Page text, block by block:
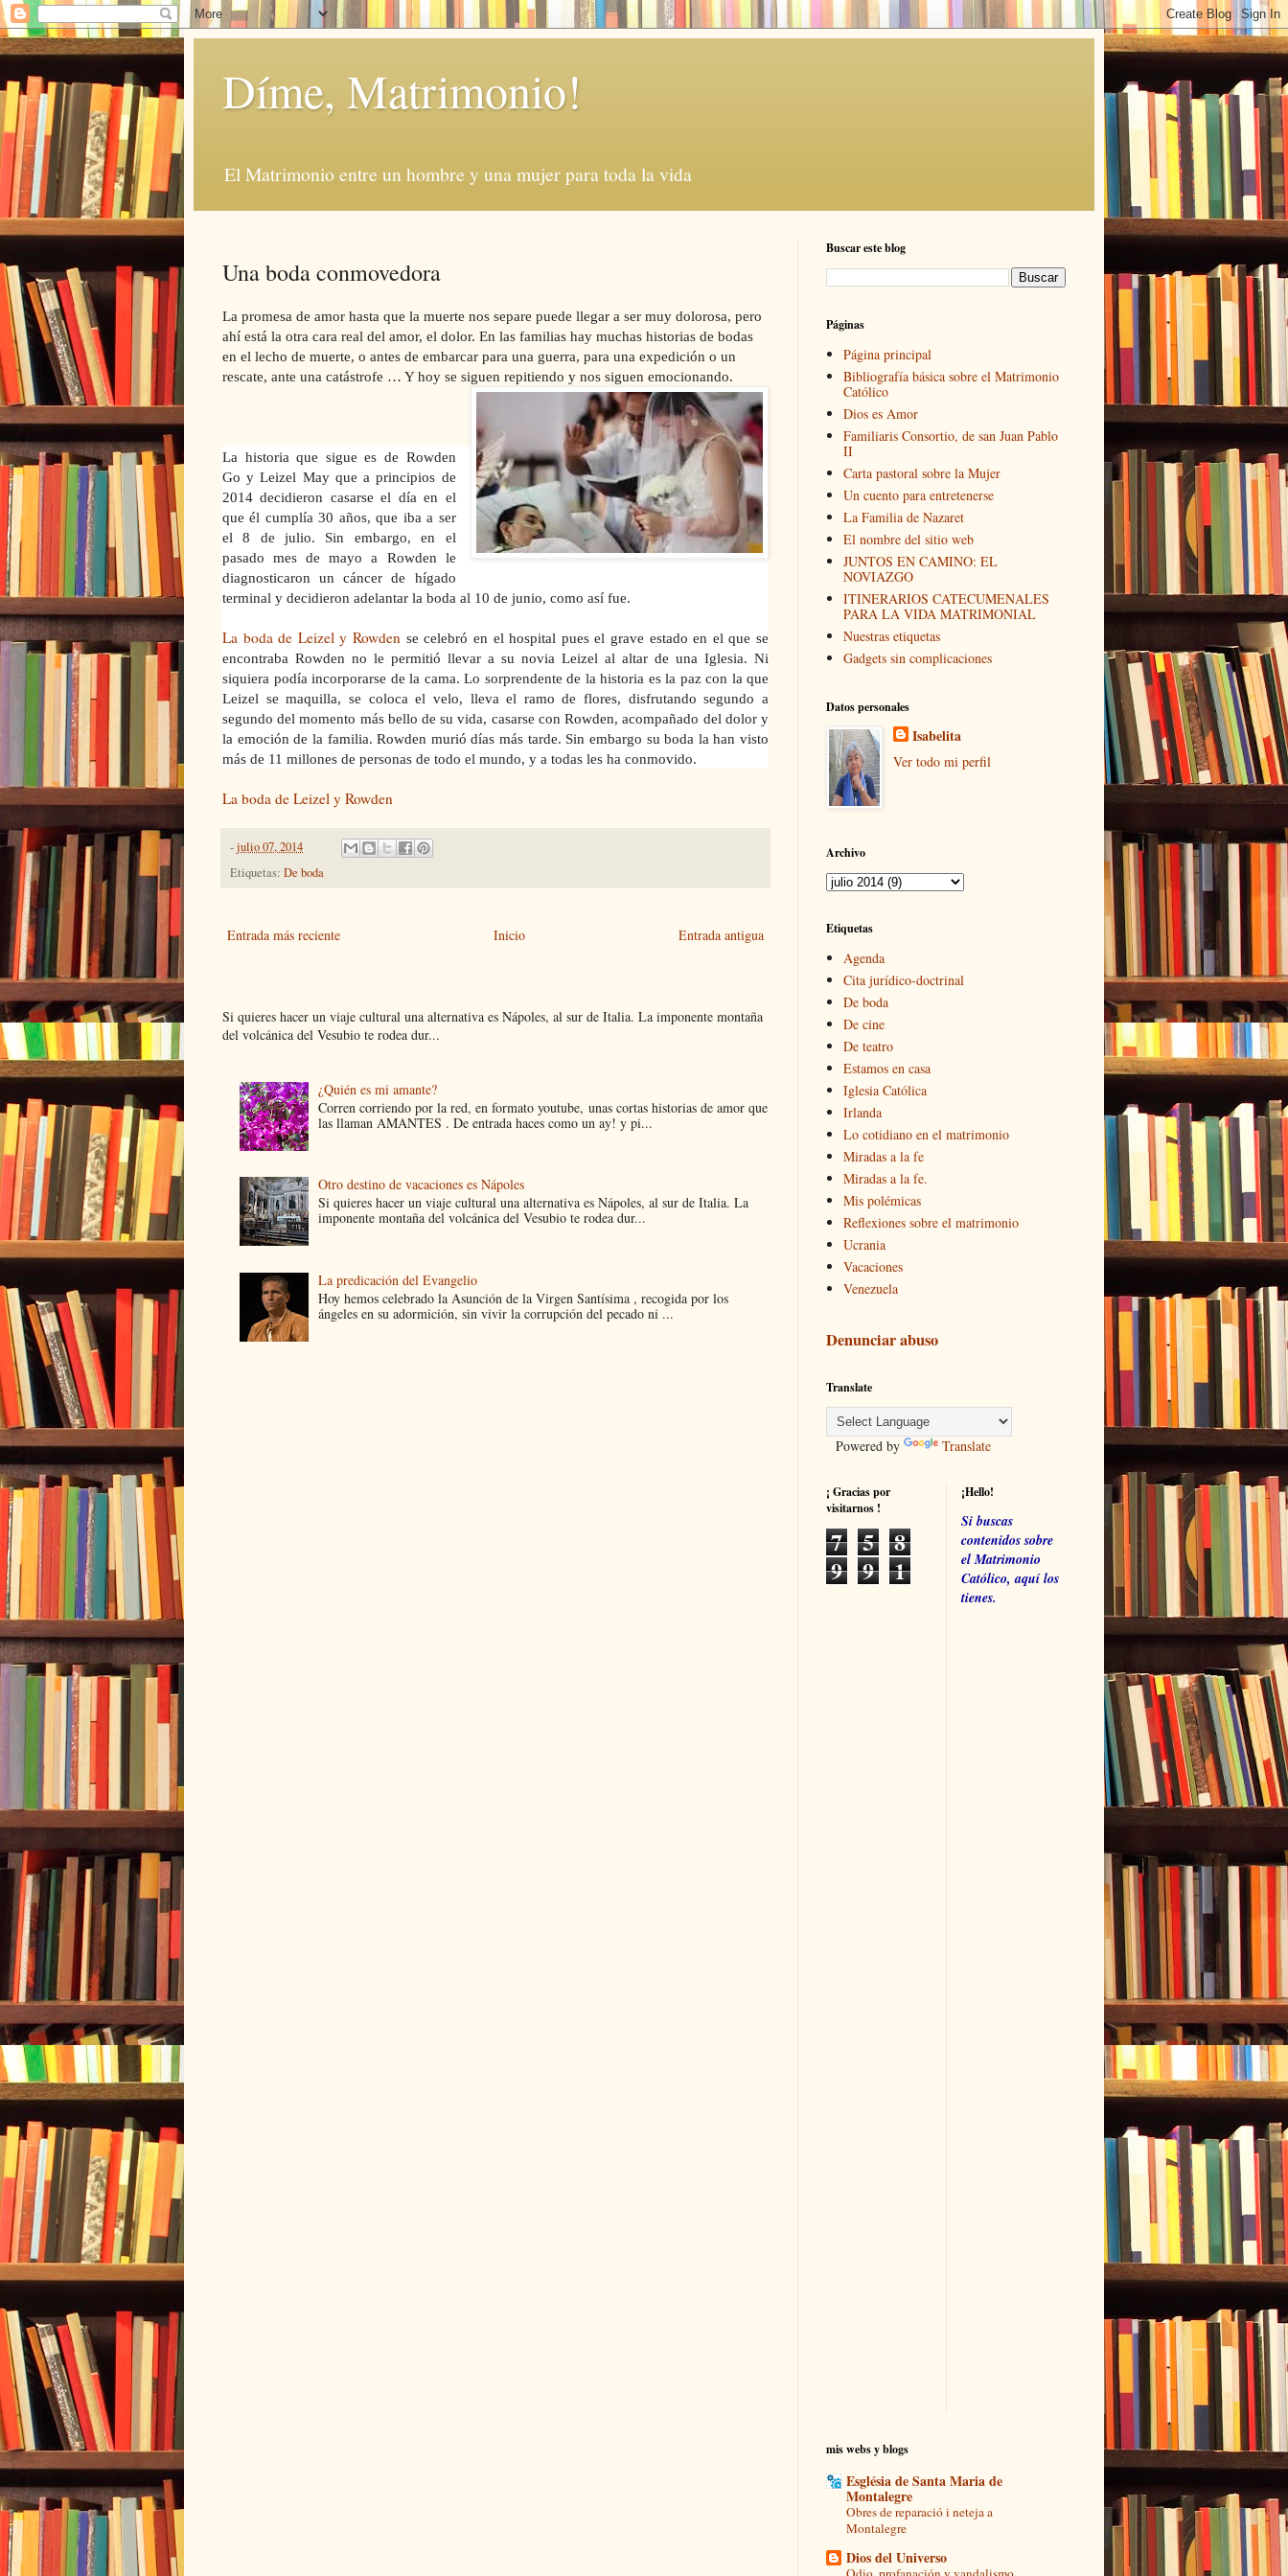
Díme, Matrimonio!
El Matrimonio entre un hombre y una mujer para toda la vida
Una boda conmovedora
La promesa de amor hasta que la muerte nos separe puede llegar a ser muy dolorosa, pero
ahí está la otra cara real del amor, el dolor. En las familias hay muchas historias de bodas
en el lecho de muerte, o antes de embarcar para una guerra, para una expedición o un
rescate, ante una catástrofe … Y hoy se siguen repitiendo y nos siguen emocionando.
La historia que sigue es de Rowden
Go y Leizel May que a principios de
2014 decidieron casarse el día en el
que él cumplía 30 años, que iba a ser
el 8 de julio. Sin embargo, en el
pasado mes de mayo a Rowden le
diagnosticaron un cáncer de hígado
terminal y decidieron adelantar la boda al 10 de junio, como así fue.
La boda de Leizel y Rowden se celebró en el hospital pues el grave estado en el que se
encontraba Rowden no le permitió llevar a su novia Leizel al altar de una Iglesia. Ni
siquiera podía incorporarse de la cama. Lo sorprendente de la historia es la paz con la que
Leizel se maquilla, se coloca el velo, lleva el ramo de flores, disfrutando segundo a
segundo del momento más bello de su vida, casarse con Rowden, acompañado del dolor y
la emoción de la familia. Rowden murió días más tarde. Sin embargo su boda la han visto
más de 11 millones de personas de todo el mundo, y a todas les ha conmovido.
La boda de Leizel y Rowden
-julio 07, 2014
Etiquetas: De boda
Entrada más reciente Entrada antigua
Inicio
Si quieres hacer un viaje cultural una alternativa es Nápoles, al sur de Italia. La imponente montaña
del volcánica del Vesubio te rodea dur...
¿Quién es mi amante?
Corren corriendo por la red, en formato youtube, unas cortas historias de amor que
las llaman AMANTES . De entrada haces como un ay! y pi...
Otro destino de vacaciones es Nápoles
Si quieres hacer un viaje cultural una alternativa es Nápoles, al sur de Italia. La
imponente montaña del volcánica del Vesubio te rodea dur...
La predicación del Evangelio
Hoy hemos celebrado la Asunción de la Virgen Santísima , recogida por los
ángeles en su adormición, sin vivir la corrupción del pecado ni ...
Buscar este blog
Páginas
Página principal
Bibliografía básica sobre el Matrimonio
Católico
Dios es Amor
Familiaris Consortio, de san Juan Pablo
II
Carta pastoral sobre la Mujer
Un cuento para entretenerse
La Familia de Nazaret
El nombre del sitio web
JUNTOS EN CAMINO: EL
NOVIAZGO
ITINERARIOS CATECUMENALES
PARA LA VIDA MATRIMONIAL
Nuestras etiquetas
Gadgets sin complicaciones
Datos personales
Isabelita
Ver todo mi perfil
Archivo
Etiquetas
Agenda
Cita jurídico-doctrinal
De boda
De cine
De teatro
Estamos en casa
Iglesia Católica
Irlanda
Lo cotidiano en el matrimonio
Miradas a la fe
Miradas a la fe.
Mis polémicas
Reflexiones sobre el matrimonio
Ucrania
Vacaciones
Venezuela
Denunciar abuso
Translate
Powered by Translate
¡ Gracias por
visitarnos !
7 5 8
9 9 1
¡Hello!
Si buscas
contenidos sobre
el Matrimonio
Católico, aquí los
tienes.
mis webs y blogs
Església de Santa Maria de
Montalegre
Obres de reparació i neteja a
Montalegre
Dios del Universo